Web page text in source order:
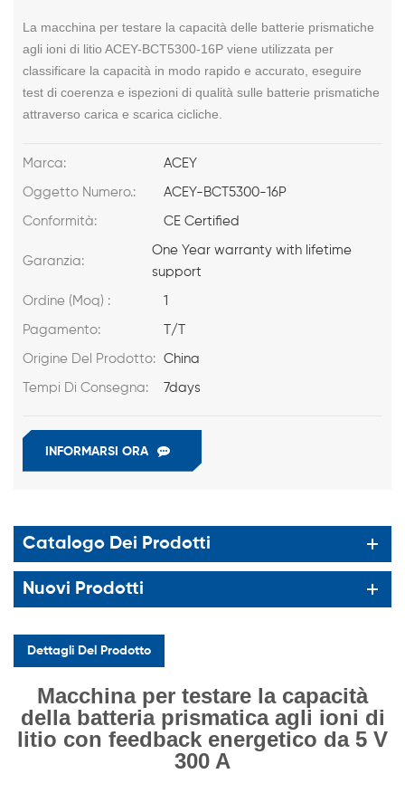
La macchina per testare la capacità delle batterie prismatiche
agli ioni di litio ACEY-BCT5300-16P viene utilizzata per
classificare la capacità in modo rapido e accurato, eseguire
test di coerenza e ispezioni di qualità sulle batterie prismatiche
attraverso carica e scarica cicliche.
Marca: ACEY
Oggetto Numero.: ACEY-BCT5300-16P
Conformità: CE Certified
Garanzia:
One Year warranty with lifetime
support
Ordine (Moq) : 1
Pagamento: T/T
Origine Del Prodotto: China
Tempi Di Consegna: 7days
INFORMARSI ORA
Catalogo Dei Prodotti
Nuovi Prodotti
Dettagli Del Prodotto
Macchina per testare la capacità
della batteria prismatica agli ioni di
litio con feedback energetico da 5 V
300 A